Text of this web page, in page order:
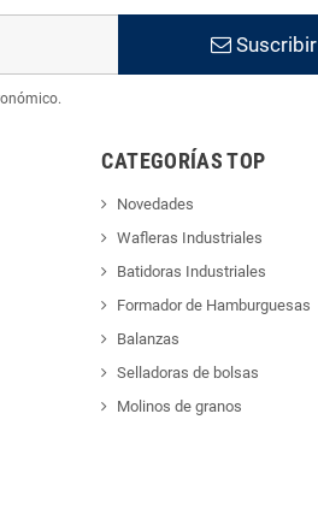
Suscribir
CATEGORÍAS TOP
Novedades
Wafleras Industriales
Batidoras Industriales
Formador de Hamburguesas
Balanzas
Selladoras de bolsas
Molinos de granos